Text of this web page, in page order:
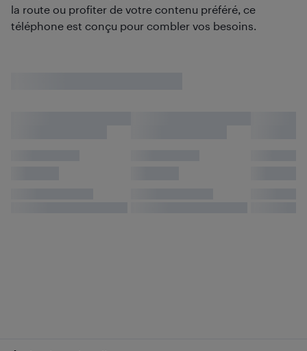
la route ou profiter de votre contenu préféré, ce
téléphone est conçu pour combler vos besoins.